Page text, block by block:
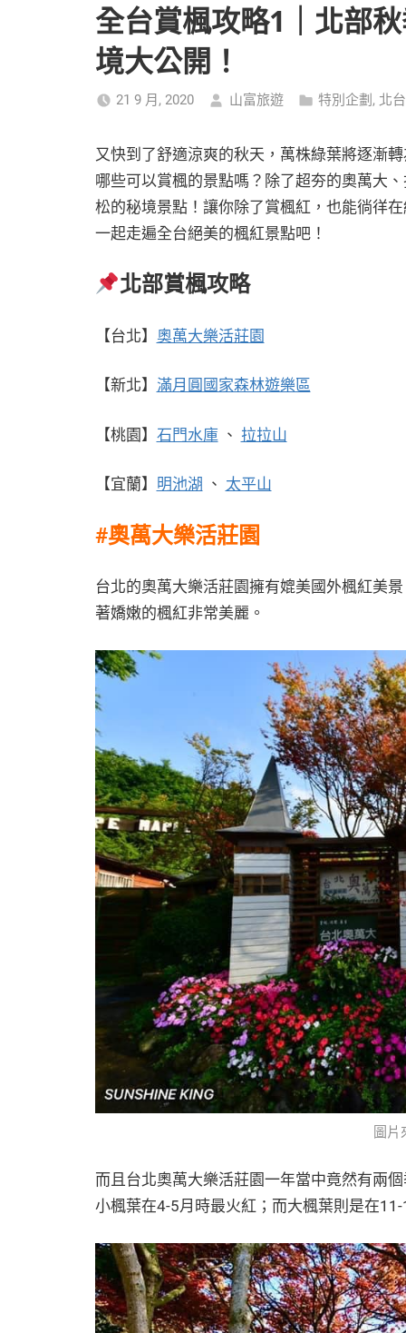
全台賞楓攻略1｜北部
境大公開！
21 9 月, 2020 山富旅遊 特別企劃 , 北
又快到了舒適涼爽的秋天，萬株綠葉將逐漸
哪些可以賞楓的景點嗎？除了超夯的奧萬大
松的秘境景點！讓你除了賞楓紅，也能徜徉
一起走遍全台絕美的楓紅景點吧！
北部賞楓攻略
【台北】 奧萬大樂活莊園
【新北】 滿月圓國家森林遊樂區
【桃園】 石門水庫 、 拉拉山
【宜蘭】 明池湖 、 太平山
#奧萬大樂活莊園
台北的奧萬大樂活莊園擁有媲美國外楓紅美
著嬌嫩的楓紅非常美麗。
圖片
而且台北奧萬大樂活莊園一年當中竟然有兩
小楓葉在4-5月時最火紅；而大楓葉則是在